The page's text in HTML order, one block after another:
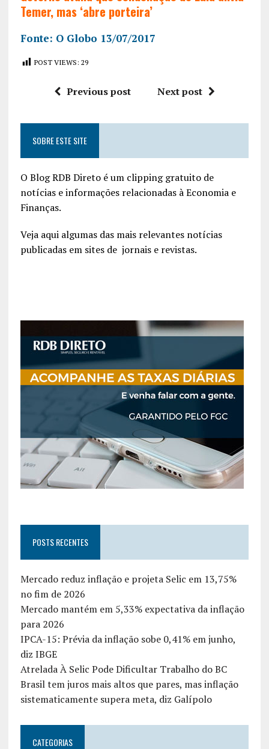
Temer, mas ‘abre porteira’
Fonte: O Globo 13/07/2017
POST VIEWS: 29
Previous post Next post
SOBRE ESTE SITE
O Blog RDB Direto é um clipping gratuito de
notícias e informações relacionadas à Economia e
Finanças.
Veja aqui algumas das mais relevantes notícias
publicadas em sites de jornais e revistas.
POSTS RECENTES
Mercado reduz inflação e projeta Selic em 13,75%
no fim de 2026
Mercado mantém em 5,33% expectativa da inflação
para 2026
IPCA-15: Prévia da inflação sobe 0,41% em junho,
diz IBGE
Atrelada À Selic Pode Dificultar Trabalho do BC
Brasil tem juros mais altos que pares, mas inflação
sistematicamente supera meta, diz Galípolo
CATEGORIAS